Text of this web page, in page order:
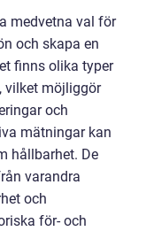
medvetna val för
och skapa en
finns olika typer
vilket möjliggör
och
mätningar kan
hållbarhet. De
varandra
och
för- och